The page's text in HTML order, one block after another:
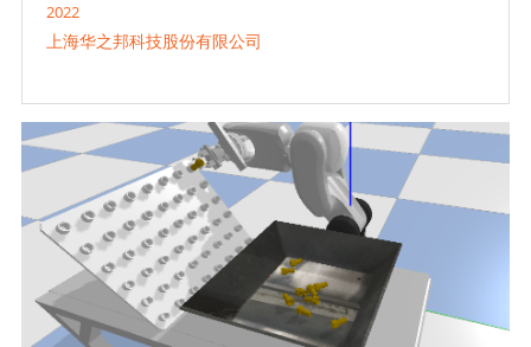
2022
上海华之邦科技股份有限公司